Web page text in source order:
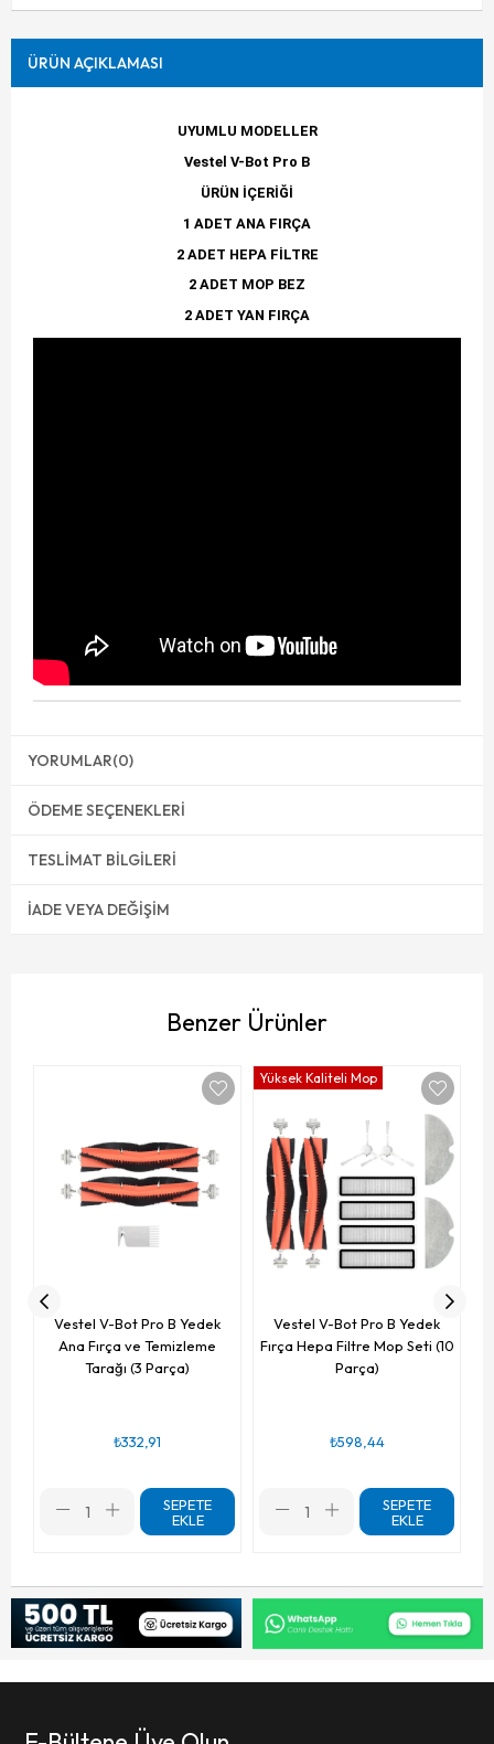
ÜRÜN AÇIKLAMASI
UYUMLU MODELLER
Vestel V-Bot Pro B
ÜRÜN İÇERİĞİ
1 ADET ANA FIRÇA
2 ADET HEPA FİLTRE
2 ADET MOP BEZ
2 ADET YAN FIRÇA
YORUMLAR(0)
ÖDEME SEÇENEKLERI
TESLIMAT BILGILERI
İADE VEYA DEĞIŞIM
Benzer Ürünler
Vestel V-Bot Pro B Yedek
Ana Fırça ve Temizleme
Tarağı (3 Parça)
₺332,91
SEPETE
EKLE
Vestel V-Bot Pro B Yedek
Fırça Hepa Filtre Mop Seti (10
Parça)
₺598,44
SEPETE
EKLE
Yüksek Kaliteli Mop